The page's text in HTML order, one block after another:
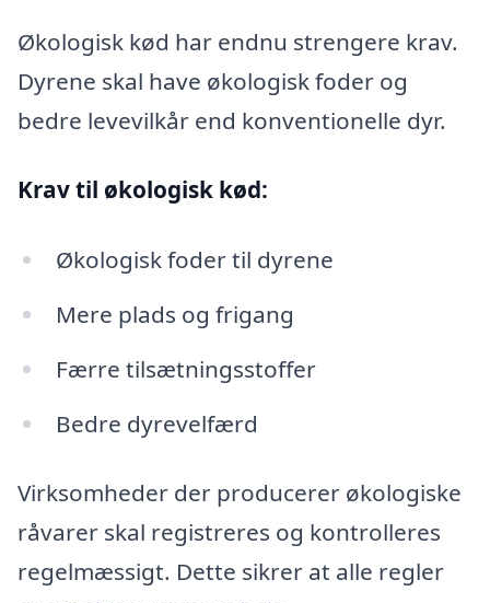
Økologisk kød har endnu strengere krav.
Dyrene skal have økologisk foder og
bedre levevilkår end konventionelle dyr.
Krav til økologisk kød:
Økologisk foder til dyrene
Mere plads og frigang
Færre tilsætningsstoffer
Bedre dyrevelfærd
Virksomheder der producerer økologiske
råvarer skal registreres og kontrolleres
regelmæssigt. Dette sikrer at alle regler